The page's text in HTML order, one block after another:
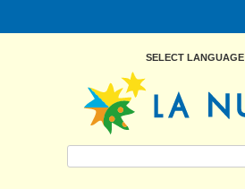
SELECT LANGUAGE